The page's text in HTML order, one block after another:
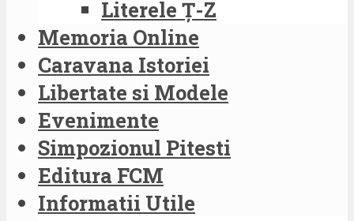
Literele Ț-Z
Memoria Online
Caravana Istoriei
Libertate si Modele
Evenimente
Simpozionul Pitesti
Editura FCM
Informatii Utile